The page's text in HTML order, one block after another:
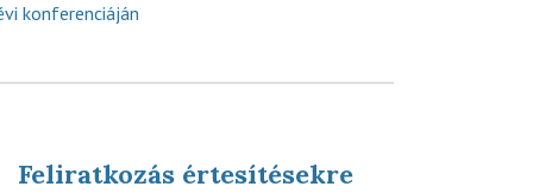
konferenciáján
Feliratkozás értesítésekre